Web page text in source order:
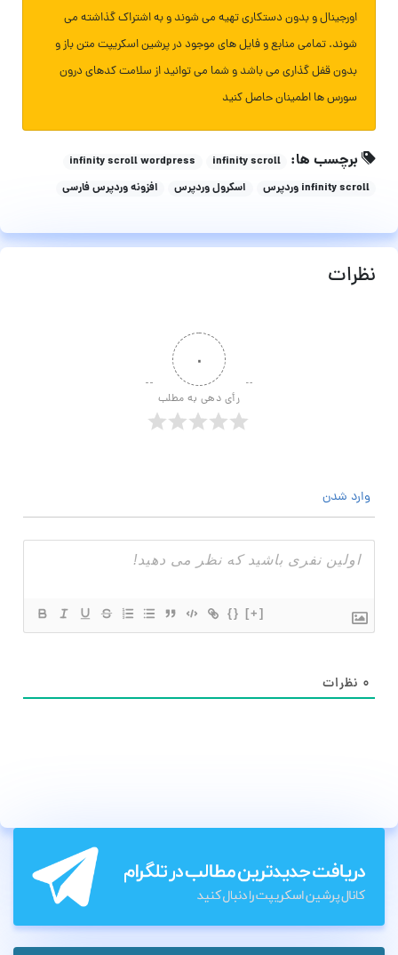
اورجینال و بدون دستکاری تهیه می شوند و به اشتراک گذاشته می
شوند. تمامی منابع و فایل های موجود در پرشین اسکریپت متن باز و
بدون قفل گذاری می باشد و شما می توانید از سلامت کدهای درون
سورس ها اطمینان حاصل کنید
برچسب ها: infinity scroll
infinity scroll wordpress
infinity scroll وردپرس
اسکرول وردپرس افزونه وردپرس فارسی
نظرات
۰
رأی دهی به مطلب
وارد شدن
{} [+]
۰ نظرات